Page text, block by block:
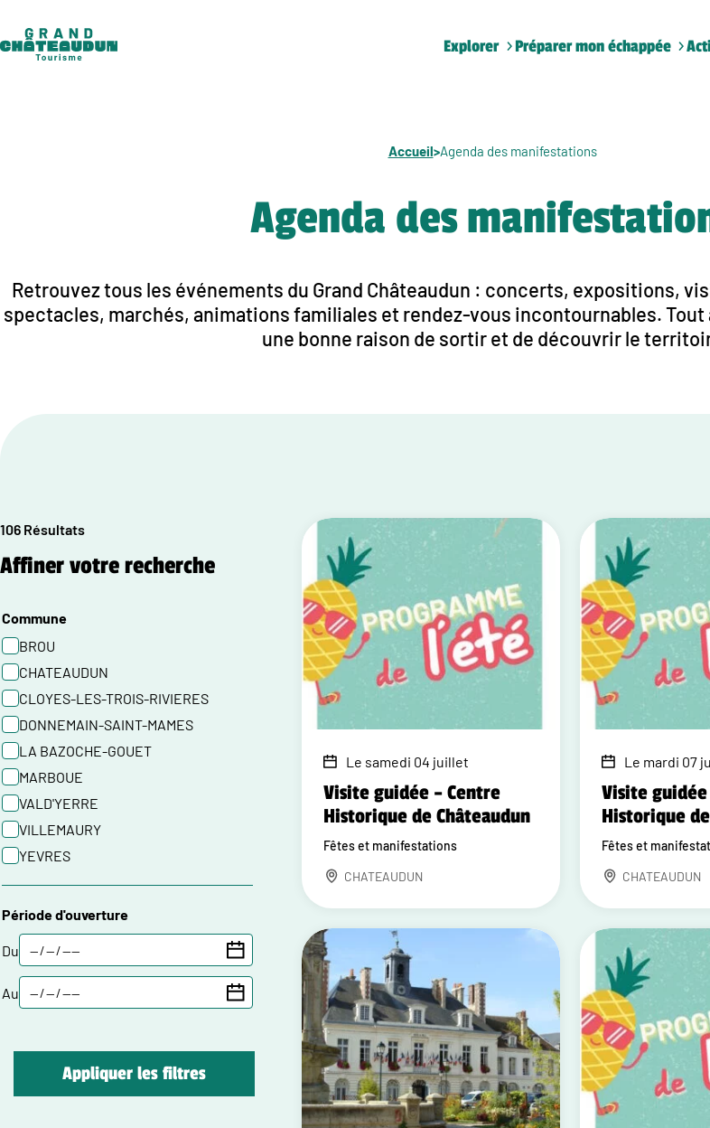
contenu
Explorer Préparer mon échappée
Accueil>Agenda des manifestations
Agenda des
Retrouvez tous les événements du Grand Châteaudun : concerts, expositions,
spectacles, marchés, animations familiales et rendez-vous incontournables. Tout
une bonne raison de sortir et de découvrir le
106 Résultats
Affiner votre recherche
Commune
BROU
CHATEAUDUN
CLOYES-LES-TROIS-RIVIERES
DONNEMAIN-SAINT-MAMES
LA BAZOCHE-GOUET
MARBOUE
VALD'YERRE
VILLEMAURY
YEVRES
Période d'ouverture
Du
Au
Appliquer les filtres
Le samedi 04 juillet
Visite guidée – Centre
Historique de Châteaudun
Fêtes et manifestations
CHATEAUDUN
Le mardi 07
Visite
Historique
Fêtes et
CHATEAUDUN